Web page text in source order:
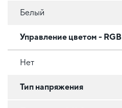
Белый
Управление цветом - RGB
Нет
Тип напряжения